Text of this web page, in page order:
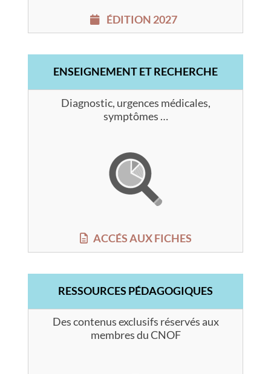
ÉDITION 2027
ENSEIGNEMENT ET RECHERCHE
Diagnostic, urgences médicales,
symptômes …
ACCÉS AUX FICHES
RESSOURCES PÉDAGOGIQUES
Des contenus exclusifs réservés aux
membres du CNOF